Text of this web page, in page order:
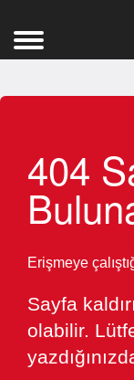
404
Erişmeye
Sayfa
olabilir.